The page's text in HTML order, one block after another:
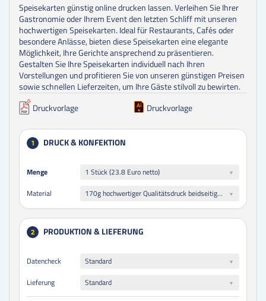
Speisekarten günstig online drucken lassen.Verleihen Sie Ihrer
Gastronomie oder Ihrem Event den letzten Schliff mit unseren
hochwertigen Speisekarten. Ideal für Restaurants, Cafés oder
besondere Anlässe, bieten diese Speisekarten eine elegante
Möglichkeit, Ihre Gerichte ansprechend zu präsentieren.
Gestalten Sie Ihre Speisekarten individuell nach Ihren
Vorstellungen und profitieren Sie von unseren günstigen Preisen
sowie schnellen Lieferzeiten, um Ihre Gäste stilvoll zu bewirten.
Druckvorlage
Druckvorlage
1 DRUCK & KONFEKTION
Menge 1 Stück (23.8 Euro netto)
Menge
Material 170g hochwertiger Qualitätsdruck beidseitig folienkaschiert glänzend
2 PRODUKTION & LIEFERUNG
Datencheck
Standard
Lieferung
Standard